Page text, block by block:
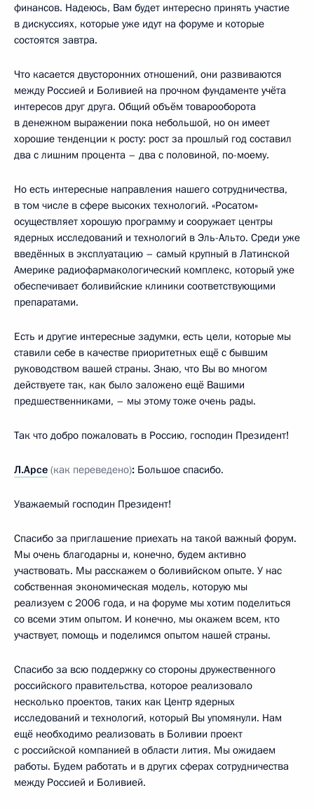
финансов. Надеюсь, Вам будет интересно принять участие
в дискуссиях, которые уже идут на форуме и которые
состоятся завтра.
Что касается двусторонних отношений, они развиваются
между Россией и Боливией на прочном фундаменте учёта
интересов друг друга. Общий объём товарооборота
в денежном выражении пока небольшой, но он имеет
хорошие тенденции к росту: рост за прошлый год составил
два с лишним процента – два с половиной, по-моему.
Но есть интересные направления нашего сотрудничества,
в том числе в сфере высоких технологий. «Росатом»
осуществляет хорошую программу и сооружает центры
ядерных исследований и технологий в Эль-Альто. Среди уже
введённых в эксплуатацию – самый крупный в Латинской
Америке радиофармакологический комплекс, который уже
обеспечивает боливийские клиники соответствующими
препаратами.
Есть и другие интересные задумки, есть цели, которые мы
ставили себе в качестве приоритетных ещё с бывшим
руководством вашей страны. Знаю, что Вы во многом
действуете так, как было заложено ещё Вашими
предшественниками, – мы этому тоже очень рады.
Так что добро пожаловать в Россию, господин Президент!
Л.Арсе (как переведено): Большое спасибо.
Уважаемый господин Президент!
Спасибо за приглашение приехать на такой важный форум.
Мы очень благодарны и, конечно, будем активно
участвовать. Мы расскажем о боливийском опыте. У нас
собственная экономическая модель, которую мы
реализуем с 2006 года, и на форуме мы хотим поделиться
со всеми этим опытом. И конечно, мы окажем всем, кто
участвует, помощь и поделимся опытом нашей страны.
Спасибо за всю поддержку со стороны дружественного
российского правительства, которое реализовало
несколько проектов, таких как Центр ядерных
исследований и технологий, который Вы упомянули. Нам
ещё необходимо реализовать в Боливии проект
с российской компанией в области лития. Мы ожидаем
работы. Будем работать и в других сферах сотрудничества
между Россией и Боливией.